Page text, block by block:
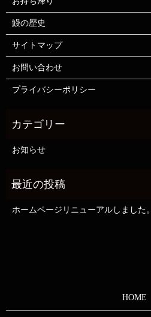
鰻の歴史
サイトマップ
お問い合わせ
プライバシーポリシー
お知らせ
ホームページリニューアルしました。
HOME